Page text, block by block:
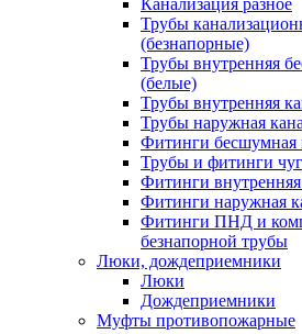
Канализация разное
Трубы
(безнапорные)
Трубы внутренняя
(белые)
Трубы внутренняя
Трубы наружная
Фитинги бесшумная
Трубы и фитинги
Фитинги
Фитинги наружная
Фитинги ПНД и
безнапорной трубы
Люки, дождеприемники
Люки
Дождеприемники
Муфты противопожарные